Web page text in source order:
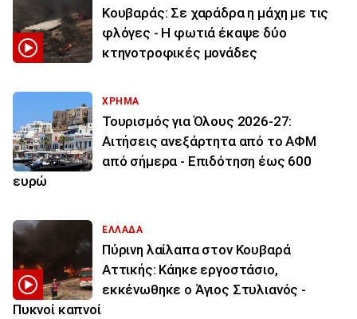
Κουβαράς: Σε χαράδρα η μάχη με τις
φλόγες - Η φωτιά έκαψε δύο
κτηνοτροφικές μονάδες
ΧΡΗΜΑ
Τουρισμός για Όλους 2026-27:
Αιτήσεις ανεξάρτητα από το ΑΦΜ
από σήμερα - Επιδότηση έως 600
ευρώ
ΕΛΛΑΔΑ
Πύρινη λαίλαπα στον Κουβαρά
Αττικής: Κάηκε εργοστάσιο,
εκκένωθηκε ο Άγιος Στυλιανός -
Πυκνοί καπνοί